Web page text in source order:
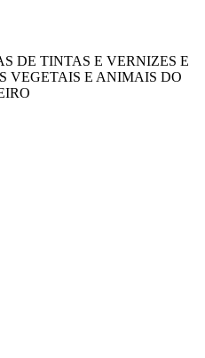
DE TINTAS E VERNIZES E
VEGETAIS E ANIMAIS DO